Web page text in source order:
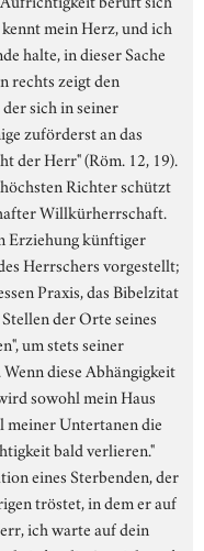
mein Herz, und ich
halte, in dieser Sache
rechts zeigt den
sich in seiner
zuförderst an das
der Herr" (Röm. 12, 19).
Richter schützt
Willkürherrschaft.
Erziehung künftiger
Herrschers vorgestellt;
Praxis, das Bibelzitat
der Orte seines
um stets seiner
diese Abhängigkeit
sowohl mein Haus
meiner Untertanen die
bald verlieren."
eines Sterbenden, der
tröstet, in dem er auf
ich warte auf dein